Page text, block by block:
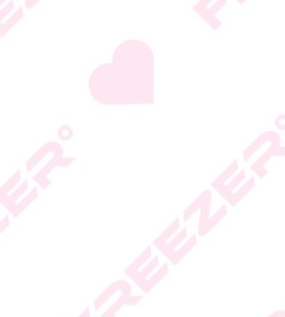
המידע המעודכן מופיע על
* טעות סופר בתיאור המוצר
או במחירו לא תחייב את